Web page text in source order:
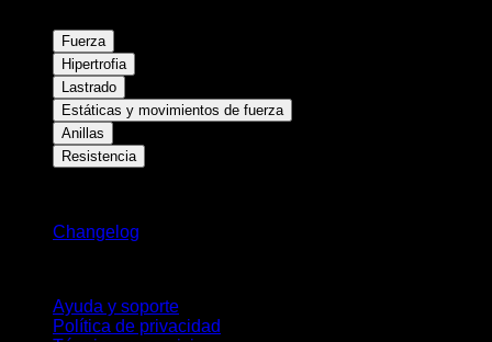
Fuerza
Hipertrofia
Lastrado
Estáticas y movimientos de fuerza
Anillas
Resistencia
Changelog
Ayuda y soporte
Política de privacidad